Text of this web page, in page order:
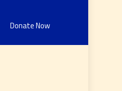
Donate Now